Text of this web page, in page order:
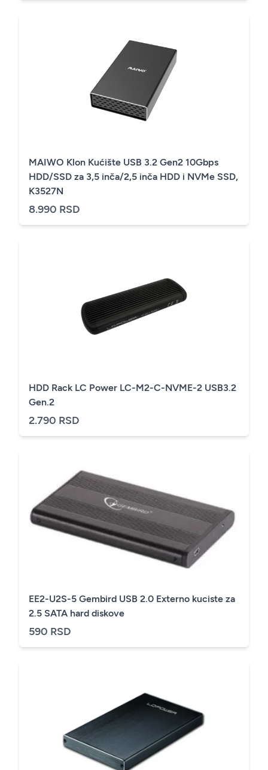
MAIWO Klon Kućište USB 3.2 Gen2 10Gbps
HDD/SSD za 3,5 inča/2,5 inča HDD i NVMe SSD,
K3527N
8.990 RSD
HDD Rack LC Power LC-M2-C-NVME-2 USB3.2
Gen.2
2.790 RSD
EE2-U2S-5 Gembird USB 2.0 Externo kuciste za
2.5 SATA hard diskove
590 RSD